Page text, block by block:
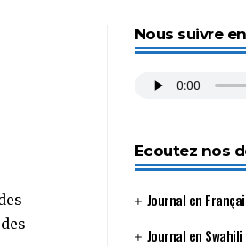
Nous suivre
Ecoutez nos
Journal en
Journal en